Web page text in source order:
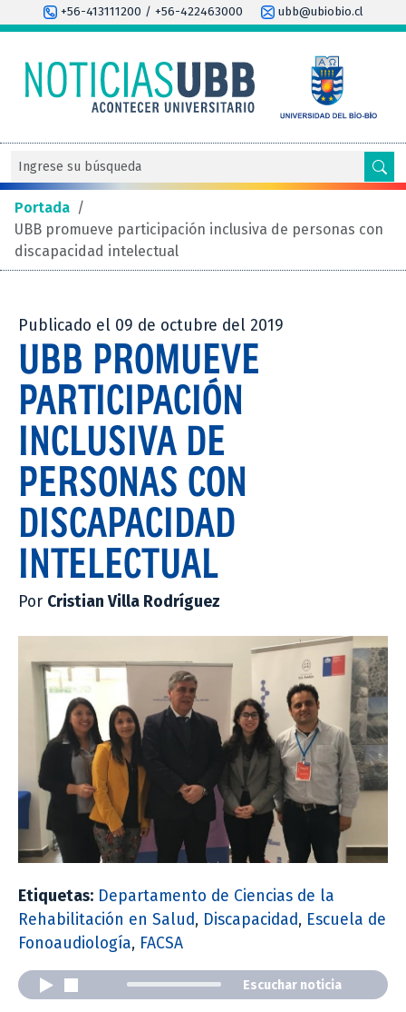
+56-413111200 / +56-422463000 ubb@ubiobio.cl
Portada /
UBB promueve participación inclusiva de personas con
discapacidad intelectual
Publicado el 09 de octubre del 2019
UBB PROMUEVE
PARTICIPACIÓN
INCLUSIVA DE
PERSONAS CON
DISCAPACIDAD
INTELECTUAL
Por Cristian Villa Rodríguez
Etiquetas: Departamento de Ciencias de la
Rehabilitación en Salud, Discapacidad, Escuela de
Fonoaudiología, FACSA
Escuchar noticia